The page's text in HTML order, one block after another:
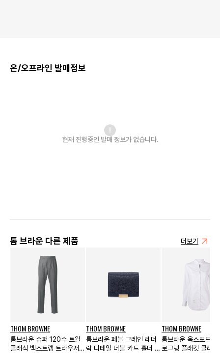
온/오프라인 발매정보
현재 진행중인 발매 정보가 없습니다.
톰 브라운 다른 제품 더보기
THOM BROWNE
톰브라운 슈퍼 120수 트윌
클래식 백스트랩 트라우저
THOM BROWNE
톰브라운 페블 그레인 레더
락 디테일 더블 카드 홀더 블
THOM BROWNE
톰브라운 옥스포드
로그랭 플래킷 클래